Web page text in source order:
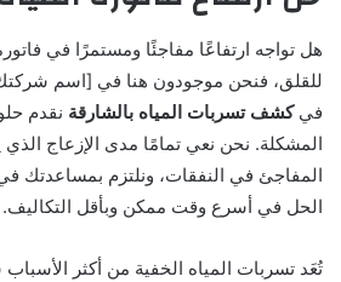
هل تواجه ارتفاعًا مفاجئًا ومستمرًا في
للقلق، فنحن موجودون هنا في [اسم
في كشف تسربات المياه بالشارقة نقدم
المشكلة. نحن نعي تمامًا مدى الإزعاج الذي
المفاجئ في النفقات، ونلتزم بمساعدتك
الحل في أسرع وقت ممكن وبأقل التكاليف.
تُعَد تسربات المياه الخفية من أكثر